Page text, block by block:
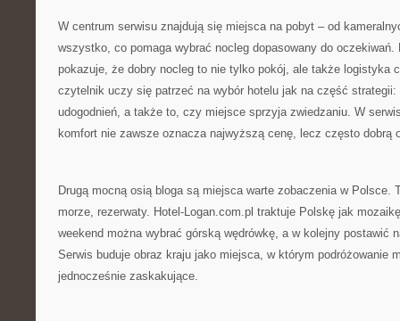
W centrum serwisu znajdują się miejsca na pobyt – od
wszystko, co pomaga wybrać nocleg dopasowany do oczekiwań.
pokazuje, że dobry nocleg to nie tylko pokój, ale także logistyka
czytelnik uczy się patrzeć na wybór hotelu jak na część
udogodnień, a także to, czy miejsce sprzyja zwiedzaniu. W
komfort nie zawsze oznacza najwyższą cenę, lecz często dobrą
Drugą mocną osią bloga są miejsca warte zobaczenia w Polsce.
morze, rezerwaty. Hotel-Logan.com.pl traktuje Polskę jak
weekend można wybrać górską wędrówkę, a w kolejny postawić
Serwis buduje obraz kraju jako miejsca, w którym podróżowanie
jednocześnie zaskakujące.